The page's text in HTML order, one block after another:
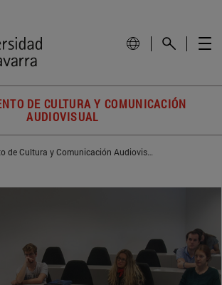
DE CULTURA Y COMUNICACIÓN
AUDIOVISUAL